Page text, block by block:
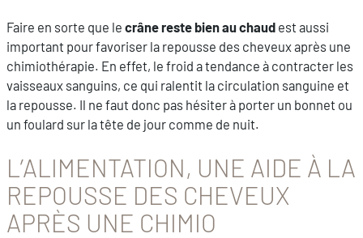
Faire en sorte que le crâne reste bien au chaud est aussi
important pour favoriser la repousse des cheveux après une
chimiothérapie. En effet, le froid a tendance à contracter les
vaisseaux sanguins, ce qui ralentit la circulation sanguine et
la repousse. Il ne faut donc pas hésiter à porter un bonnet ou
un foulard sur la tête de jour comme de nuit.
L’ALIMENTATION, UNE AIDE À LA
REPOUSSE DES CHEVEUX
APRÈS UNE CHIMIO